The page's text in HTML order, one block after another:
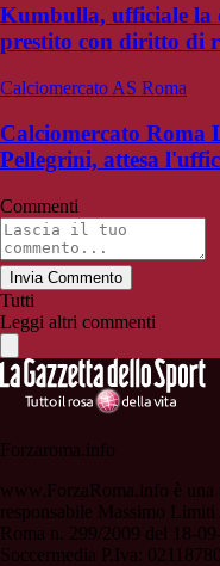
Kumbulla, ufficiale la
prestito con diritto di
Calciomercato AS Roma
Calciomercato
Pellegrini, attesa
Commenti
Invia Commento
Tutti
Leggi altri commenti
Forzaroma.info
www.ForzaRoma.info è una
responsabile Massimo
Roma n. 299/2009 del 18-
Soccermedia P.Iva: